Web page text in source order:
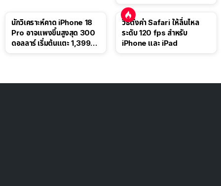
นักวิเคราะห์คาด iPhone 18
Pro อาจแพงขึ้นสูงสุด 300
ดอลลาร์ เริ่มต้นแตะ 1,399
วิธีตั้งค่า Safari ให้ลื่นไหล
ระดับ 120 fps สำหรับ
iPhone และ iPad